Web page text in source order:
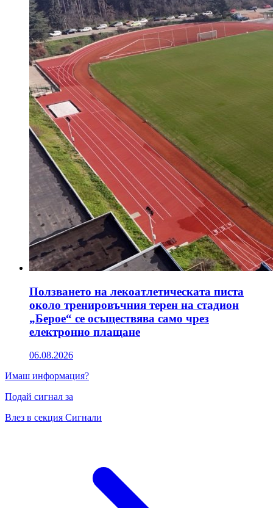
Ползването на лекоатлетическата писта
около тренировъчния терен на стадион
„Берое“ се осъществява само чрез
електронно плащане
06.08.2026
Имаш информация?
Подай сигнал за
Влез в секция Сигнали